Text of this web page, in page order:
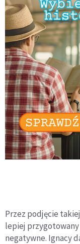
Przez podjęcie
lepiej
negatywne. Ignacy